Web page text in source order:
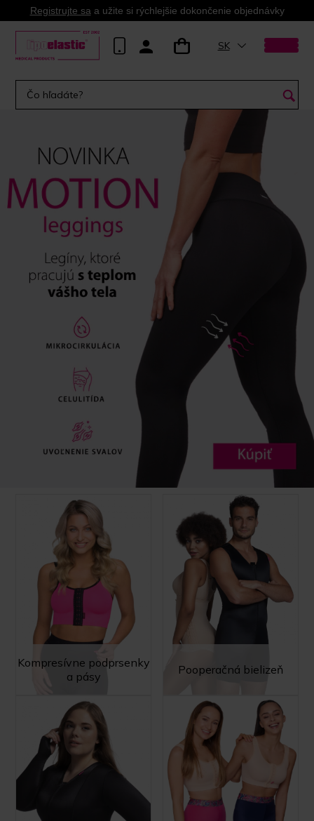
Registrujte sa a užite si rýchlejšie dokončenie objednávky
SK
Kompresívne podprsenky
a pásy
Pooperačná bielizeň